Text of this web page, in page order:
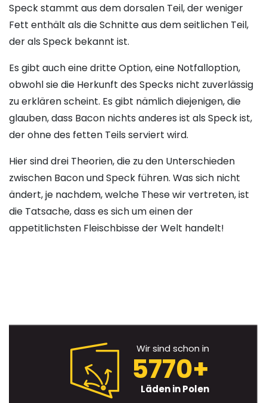
Speck stammt aus dem dorsalen Teil, der weniger
Fett enthält als die Schnitte aus dem seitlichen Teil,
der als Speck bekannt ist.
Es gibt auch eine dritte Option, eine Notfalloption,
obwohl sie die Herkunft des Specks nicht zuverlässig
zu erklären scheint. Es gibt nämlich diejenigen, die
glauben, dass Bacon nichts anderes ist als Speck ist,
der ohne des fetten Teils serviert wird.
Hier sind drei Theorien, die zu den Unterschieden
zwischen Bacon und Speck führen. Was sich nicht
ändert, je nachdem, welche These wir vertreten, ist
die Tatsache, dass es sich um einen der
appetitlichsten Fleischbisse der Welt handelt!
Wir sind schon in
5770+
Läden in Polen